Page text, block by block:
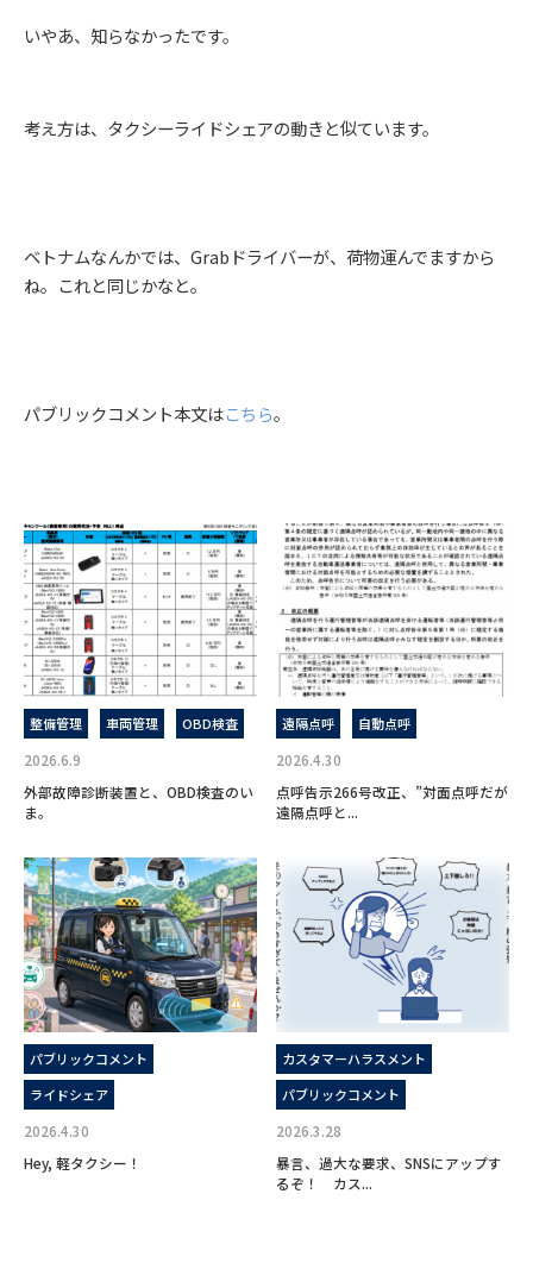
いやあ、知らなかったです。
考え方は、タクシーライドシェアの動きと似ています。
ベトナムなんかでは、Grabドライバーが、荷物運んでますから
ね。これと同じかなと。
パブリックコメント本文はこちら。
整備管理 車両管理 OBD検査
2026.6.9
外部故障診断装置と、OBD検査のい
ま。
遠隔点呼 自動点呼
2026.4.30
点呼告示266号改正、”対面点呼だが
遠隔点呼と...
パブリックコメント
ライドシェア
2026.4.30
Hey, 軽タクシー！
カスタマーハラスメント
パブリックコメント
2026.3.28
暴言、過大な要求、SNSにアップす
るぞ！ カス...